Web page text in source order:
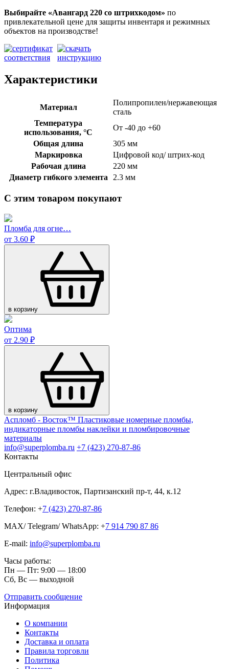
Выбирайте «Авангард 220 со штрихкодом» по
привлекательной цене для защиты инвентаря и режимных
объектов на производстве!
Характеристики
Материал
Полипропилен/нержавеющая
сталь
Температура
использования, °C
От -40 до +60
Общая длина
305 мм
Маркировка
Цифровой код/ штрих-код
Рабочая длина
220 мм
Диаметр гибкого элемента
2.3 мм
С этим товаром покупают
Пломба для огне…
от 3.60 ₽
в корзину
Оптима
от 2.90 ₽
в корзину
Аспломб - Восток™ Пластиковые номерные пломбы,
индикаторные пломбы наклейки и пломбировочные
материалы
info@superplomba.ru +7 (423) 270-87-86
Контакты
Центральный офис
Адрес: г.Владивосток, Партизанский пр-т, 44, к.12
Телефон: +7 (423) 270-87-86
MAX/ Telegram/ WhatsApp: +7 914 790 87 86
E-mail: info@superplomba.ru
Часы работы:
Пн — Пт: 9:00 — 18:00
Сб, Вc — выходной
Отправить сообщение
Информация
О компании
Контакты
Доставка и оплата
Правила торговли
Политика